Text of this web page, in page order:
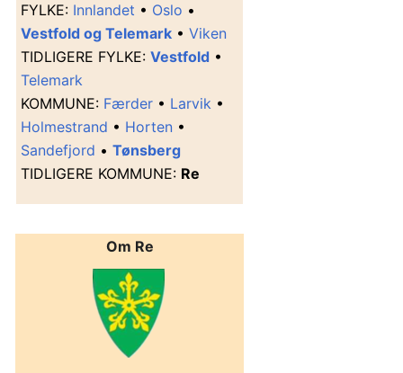
FYLKE: Innlandet • Oslo •
Vestfold og Telemark • Viken
TIDLIGERE FYLKE: Vestfold •
Telemark
KOMMUNE: Færder • Larvik •
Holmestrand • Horten •
Sandefjord • Tønsberg
TIDLIGERE KOMMUNE: Re
Om Re